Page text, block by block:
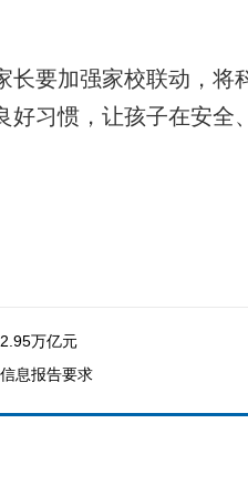
要加强家校联动，将
习惯，让孩子在安全
万亿元
息报告要求